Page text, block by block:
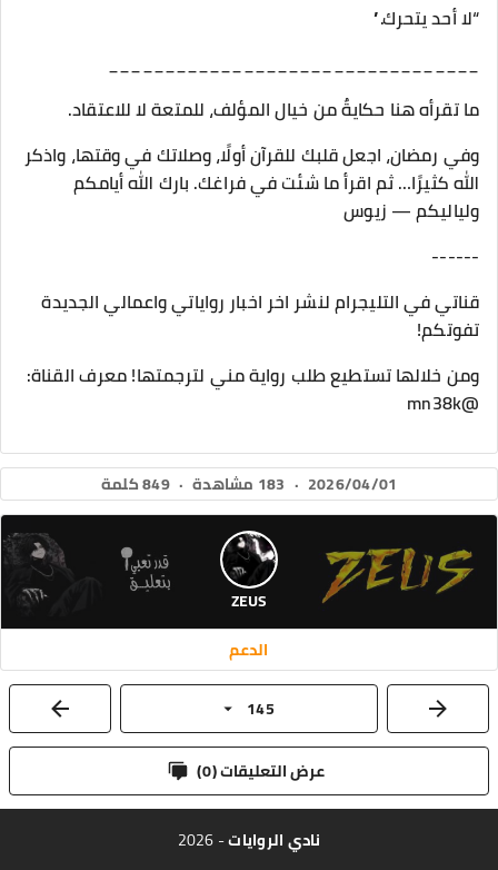
“لا أحد يتحرك.”
_________________________________
ما تقرأه هنا حكايةٌ من خيال المؤلف، للمتعة لا للاعتقاد.
وفي رمضان، اجعل قلبك للقرآن أولًا، وصلاتك في وقتها، واذكر
الله كثيرًا… ثم اقرأ ما شئت في فراغك. بارك الله أيامكم
ولياليكم — زيوس
------
قناتي في التليجرام لنشر اخر اخبار رواياتي واعمالي الجديدة
تفوتكم!
ومن خلالها تستطيع طلب رواية مني لترجمتها! معرف القناة:
@mn38k
2026/04/01
· 183 مشاهدة · 849 كلمة
ZEUS
الدعم
145
عرض التعليقات ( 0
)
نادي الروايات- 2026